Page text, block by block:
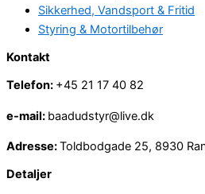
Sikkerhed, Vandsport & Fritid
Styring & Motortilbehør
Kontakt
Telefon: +45 21 17 40 82
e-mail: baadudstyr@live.dk
Adresse:Toldbodgade 25, 8930
Detaljer